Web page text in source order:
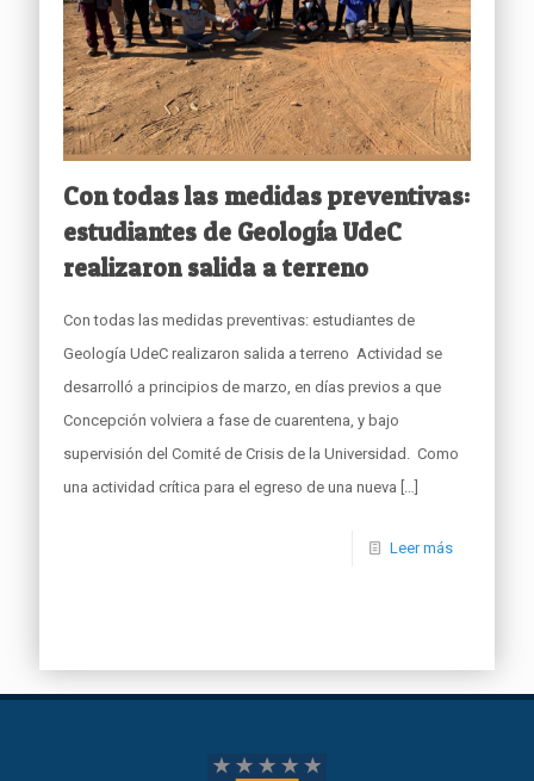
Con todas las medidas preventivas:
estudiantes de Geología UdeC
realizaron salida a terreno
Con todas las medidas preventivas: estudiantes de
Geología UdeC realizaron salida a terreno Actividad se
desarrolló a principios de marzo, en días previos a que
Concepción volviera a fase de cuarentena, y bajo
supervisión del Comité de Crisis de la Universidad. Como
una actividad crítica para el egreso de una nueva […]
Leer más